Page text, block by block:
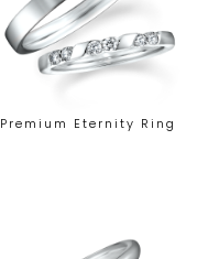
Premium Eternity Ring